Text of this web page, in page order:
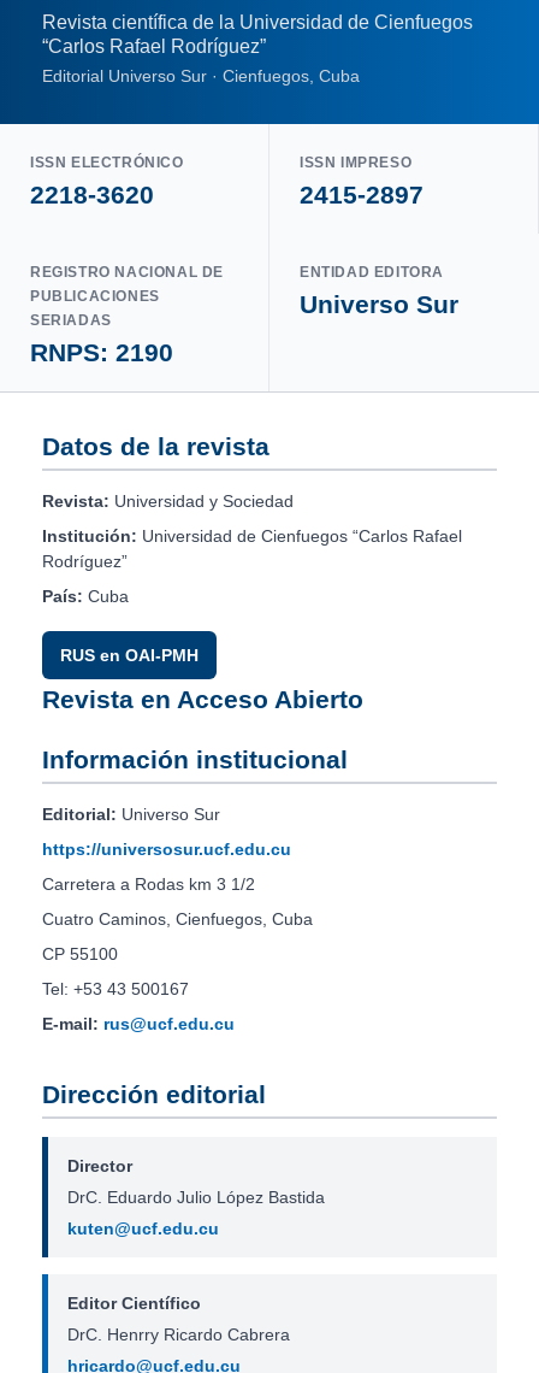
Revista científica de la Universidad de Cienfuegos
“Carlos Rafael Rodríguez”
Editorial Universo Sur · Cienfuegos, Cuba
ISSN ELECTRÓNICO
2218-3620
ISSN IMPRESO
2415-2897
REGISTRO NACIONAL DE
PUBLICACIONES
SERIADAS
RNPS: 2190
ENTIDAD EDITORA
Universo Sur
Datos de la revista
Revista: Universidad y Sociedad
Institución: Universidad de Cienfuegos “Carlos Rafael
Rodríguez”
País: Cuba
RUS en OAI-PMH
Revista en Acceso Abierto
Información institucional
Editorial: Universo Sur
https://universosur.ucf.edu.cu
Carretera a Rodas km 3 1/2
Cuatro Caminos, Cienfuegos, Cuba
CP 55100
Tel: +53 43 500167
E-mail: rus@ucf.edu.cu
Dirección editorial
Director
DrC. Eduardo Julio López Bastida
kuten@ucf.edu.cu
Editor Científico
DrC. Henrry Ricardo Cabrera
hricardo@ucf.edu.cu